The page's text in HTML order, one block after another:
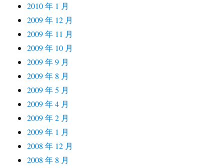
2010 年 1 月
2009 年 12 月
2009 年 11 月
2009 年 10 月
2009 年 9 月
2009 年 8 月
2009 年 5 月
2009 年 4 月
2009 年 2 月
2009 年 1 月
2008 年 12 月
2008 年 8 月